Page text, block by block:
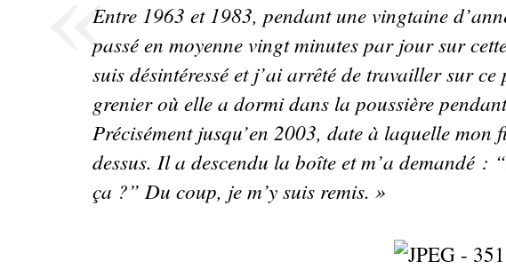
Entre 1963 et 1983, pendant une vingtaine
passé en moyenne vingt minutes par jour sur
suis désintéressé et j’ai arrêté de travailler sur
grenier où elle a dormi dans la poussière
Précisément jusqu’en 2003, date à laquelle
dessus. Il a descendu la boîte et m’a demandé :
ça ?” Du coup, je m’y suis remis. »